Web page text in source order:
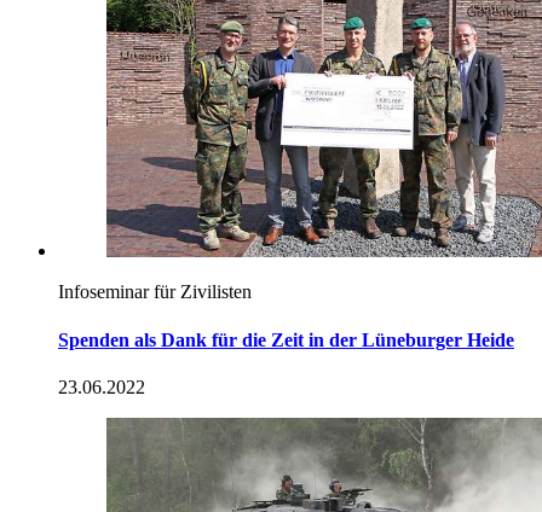
Infoseminar für Zivilisten
Spenden als Dank für die Zeit in der Lüneburger Heide
23.06.2022